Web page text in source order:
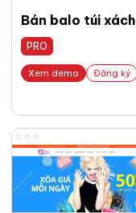
Bán balo túi xách
PRO
Xem demo Đăng ký